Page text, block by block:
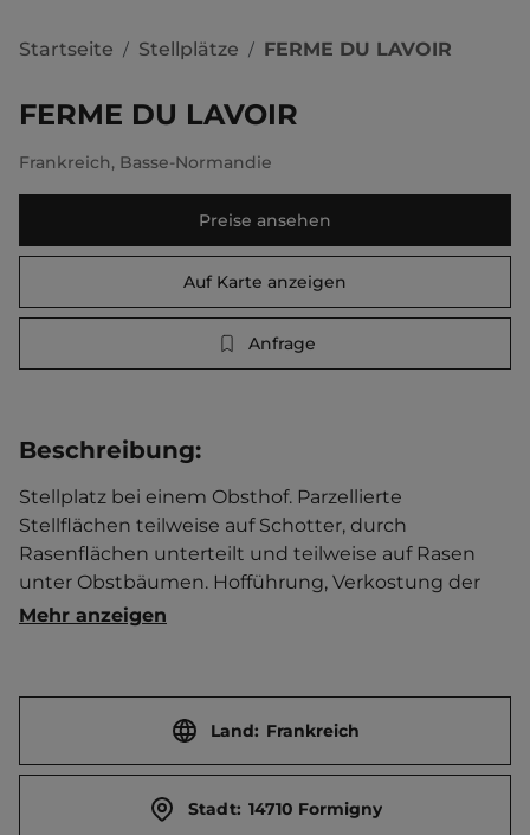
Startseite / Stellplätze / FERME DU LAVOIR
FERME DU LAVOIR
Frankreich, Basse-Normandie
Preise ansehen
Auf Karte anzeigen
Anfrage
Beschreibung:
Stellplatz bei einem Obsthof. Parzellierte
Stellflächen teilweise auf Schotter, durch
Rasenflächen unterteilt und teilweise auf Rasen
unter Obstbäumen. Hofführung, Verkostung der
Apfelweinprodukte.   Ort 500 m entfernt.
Mehr anzeigen
Land: Frankreich
Stadt: 14710 Formigny